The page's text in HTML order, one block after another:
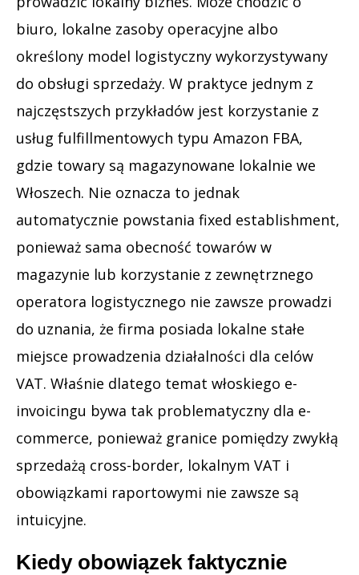
biuro, lokalne zasoby operacyjne albo
określony model logistyczny wykorzystywany
do obsługi sprzedaży. W praktyce jednym z
najczęstszych przykładów jest korzystanie z
usług fulfillmentowych typu Amazon FBA,
gdzie towary są magazynowane lokalnie we
Włoszech. Nie oznacza to jednak
automatycznie powstania fixed establishment,
ponieważ sama obecność towarów w
magazynie lub korzystanie z zewnętrznego
operatora logistycznego nie zawsze prowadzi
do uznania, że firma posiada lokalne stałe
miejsce prowadzenia działalności dla celów
VAT. Właśnie dlatego temat włoskiego e-
invoicingu bywa tak problematyczny dla e-
commerce, ponieważ granice pomiędzy zwykłą
sprzedażą cross-border, lokalnym VAT i
obowiązkami raportowymi nie zawsze są
intuicyjne.
Kiedy obowiązek faktycznie